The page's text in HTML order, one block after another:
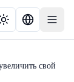
свой